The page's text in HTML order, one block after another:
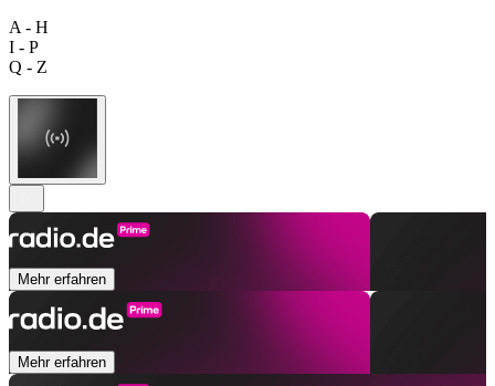
A - H
I - P
Q - Z
Mehr erfahren
Mehr erfahren